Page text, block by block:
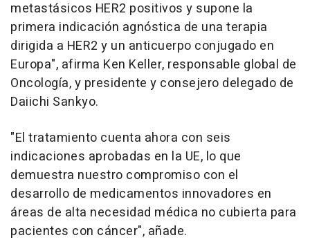
metastásicos HER2 positivos y supone la
primera indicación agnóstica de una terapia
dirigida a HER2 y un anticuerpo conjugado en
Europa", afirma Ken Keller, responsable global de
Oncología, y presidente y consejero delegado de
Daiichi Sankyo.
"El tratamiento cuenta ahora con seis
indicaciones aprobadas en la UE, lo que
demuestra nuestro compromiso con el
desarrollo de medicamentos innovadores en
áreas de alta necesidad médica no cubierta para
pacientes con cáncer", añade.